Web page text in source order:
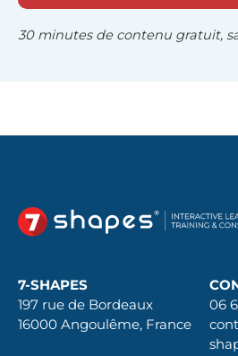
30 minutes de contenu gratuit,
7-SHAPES
197 rue de Bordeaux
16000 Angoulême, France
06